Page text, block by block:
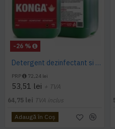
-26 %
Detergent dezinfectant si detartrant, Konga Hard, 5L -Aviz biocid
PRP 72,24 lei
53,51 lei + TVA
64,75 lei TVA inclus
Adaugă în Coş